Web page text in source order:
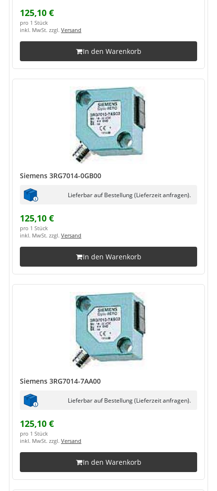
125,10 €
pro 1 Stück
inkl. MwSt. zzgl. Versand
In den Warenkorb
Siemens 3RG7014-0GB00
Lieferbar auf Bestellung (Lieferzeit anfragen).
125,10 €
pro 1 Stück
inkl. MwSt. zzgl. Versand
In den Warenkorb
Siemens 3RG7014-7AA00
Lieferbar auf Bestellung (Lieferzeit anfragen).
125,10 €
pro 1 Stück
inkl. MwSt. zzgl. Versand
In den Warenkorb